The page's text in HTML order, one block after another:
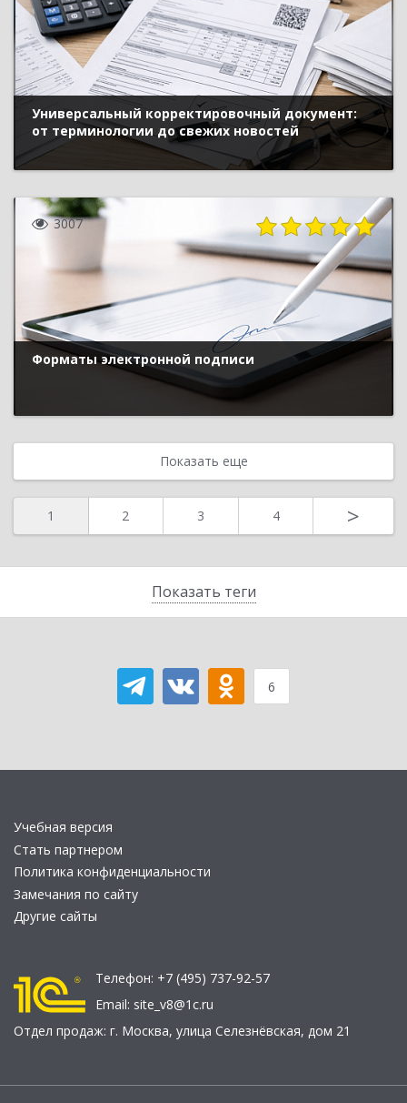
Показать теги
Универсальный корректировочный документ:
от терминологии до свежих новостей
3007
Форматы электронной подписи
Показать еще
1 2 3 4 >
6
Учебная версия
Стать партнером
Политика конфиденциальности
Замечания по сайту
Другие сайты
Телефон: +7 (495) 737-92-57
Email: site_v8@1c.ru
Отдел продаж: г. Москва, улица Селезнёвская, дом 21